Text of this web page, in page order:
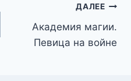
ДАЛЕЕ
Академия магии.
Певица на войне